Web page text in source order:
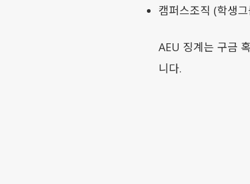
캠퍼스조직 (학생
AEU 징계는 구금
니다.